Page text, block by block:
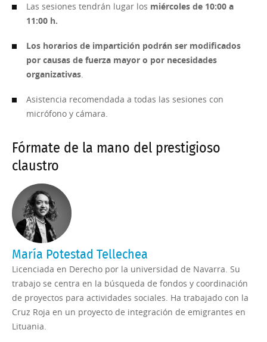
Las sesiones tendrán lugar los miércoles de 10:00 a
11:00 h.
Los horarios de impartición podrán ser modificados
por causas de fuerza mayor o por necesidades
organizativas.
Asistencia recomendada a todas las sesiones con
micrófono y cámara.
Fórmate de la mano del prestigioso
claustro
María Potestad Tellechea
Licenciada en Derecho por la universidad de Navarra. Su
trabajo se centra en la búsqueda de fondos y coordinación
de proyectos para actividades sociales. Ha trabajado con la
Cruz Roja en un proyecto de integración de emigrantes en
Lituania.